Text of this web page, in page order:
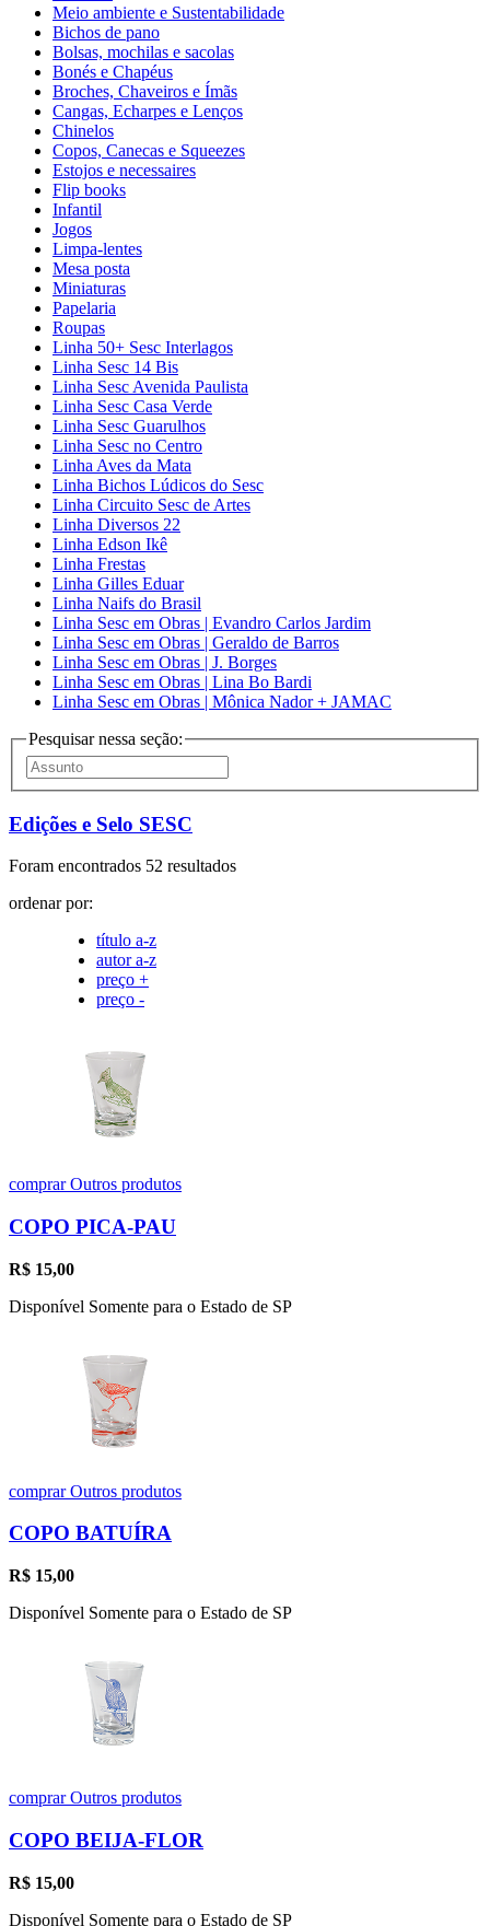
Meio ambiente e Sustentabilidade
Bichos de pano
Bolsas, mochilas e sacolas
Bonés e Chapéus
Broches, Chaveiros e Ímãs
Cangas, Echarpes e Lenços
Chinelos
Copos, Canecas e Squeezes
Estojos e necessaires
Flip books
Infantil
Jogos
Limpa-lentes
Mesa posta
Miniaturas
Papelaria
Roupas
Linha 50+ Sesc Interlagos
Linha Sesc 14 Bis
Linha Sesc Avenida Paulista
Linha Sesc Casa Verde
Linha Sesc Guarulhos
Linha Sesc no Centro
Linha Aves da Mata
Linha Bichos Lúdicos do Sesc
Linha Circuito Sesc de Artes
Linha Diversos 22
Linha Edson Ikê
Linha Frestas
Linha Gilles Eduar
Linha Naifs do Brasil
Linha Sesc em Obras | Evandro Carlos Jardim
Linha Sesc em Obras | Geraldo de Barros
Linha Sesc em Obras | J. Borges
Linha Sesc em Obras | Lina Bo Bardi
Linha Sesc em Obras | Mônica Nador + JAMAC
Pesquisar nessa seção:
Edições e Selo SESC
Foram encontrados 52 resultados
ordenar por:
título a-z
autor a-z
preço +
preço -
comprarOutros produtos
COPO PICA-PAU
R$ 15,00
Disponível Somente para o Estado de SP
comprarOutros produtos
COPO BATUÍRA
R$ 15,00
Disponível Somente para o Estado de SP
comprarOutros produtos
COPO BEIJA-FLOR
R$ 15,00
Disponível Somente para o Estado de SP